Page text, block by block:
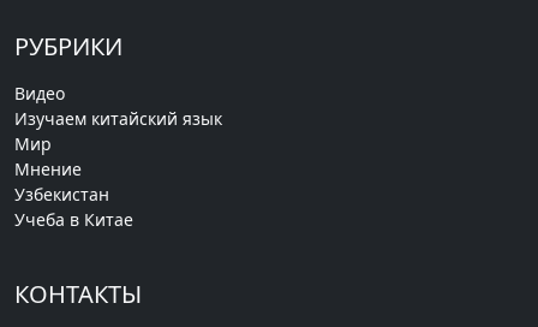
РУБРИКИ
Видео
Изучаем китайский язык
Мир
Мнение
Узбекистан
Учеба в Китае
КОНТАКТЫ